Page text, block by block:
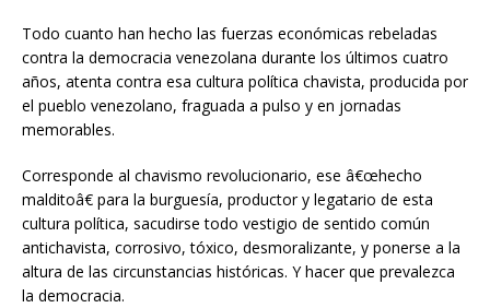
Todo cuanto han hecho las fuerzas económicas rebeladas
contra la democracia venezolana durante los últimos cuatro
años, atenta contra esa cultura política chavista, producida por
el pueblo venezolano, fraguada a pulso y en jornadas
memorables.
Corresponde al chavismo revolucionario, ese â€œhecho
malditoâ€ para la burguesía, productor y legatario de esta
cultura política, sacudirse todo vestigio de sentido común
antichavista, corrosivo, tóxico, desmoralizante, y ponerse a la
altura de las circunstancias históricas. Y hacer que prevalezca
la democracia.